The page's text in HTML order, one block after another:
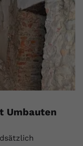
Umbauten